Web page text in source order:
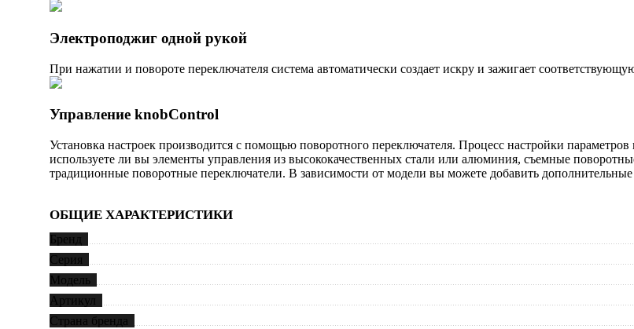
Электроподжиг одной рукой
При нажатии и повороте переключателя система автоматически создает искру и зажигает
Управление knobControl
Установка настроек производится с помощью поворотного переключателя. Процесс настройки
используете ли вы элементы управления из высококачественных стали или алюминия, съемные
традиционные поворотные переключатели. В зависимости от модели вы можете добавить
ОБЩИЕ ХАРАКТЕРИСТИКИ
Бренд
Серия
Модель
Артикул
Страна бренда